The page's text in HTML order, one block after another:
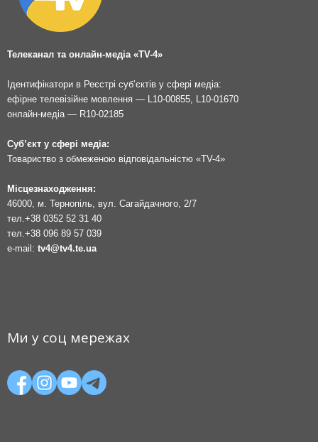
Телеканал та онлайн-медіа «TV-4»
Ідентифікатори в Реєстрі суб’єктів у сфері медіа:
ефірне телевізійне мовлення — L10-00855, L10-01670
онлайн-медіа — R10-02185
Суб’єкт у сфері медіа:
Товариство з обмеженою відповідальністю «TV-4»
Місцезнаходження:
46000, м. Тернопіль, вул. Сагайдачного, 2/7
тел. +38 0352 52 31 40
тел. +38 096 89 57 039
e-mail: tv4@tv4.te.ua
Ми у соц мережах